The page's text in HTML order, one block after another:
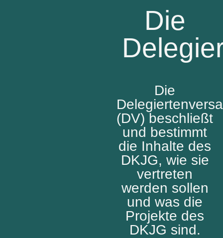
Die
Die
(DV) beschließt
und bestimmt
die Inhalte des
DKJG, wie sie
vertreten
werden sollen
und was die
Projekte des
DKJG sind.